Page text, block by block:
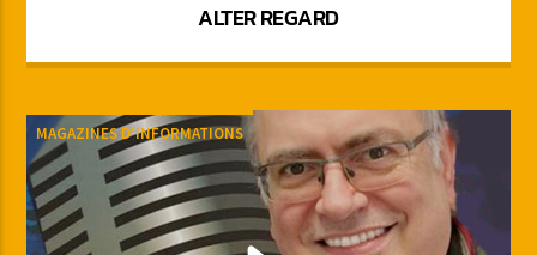
ALTER REGARD
MAGAZINES D'INFORMATIONS